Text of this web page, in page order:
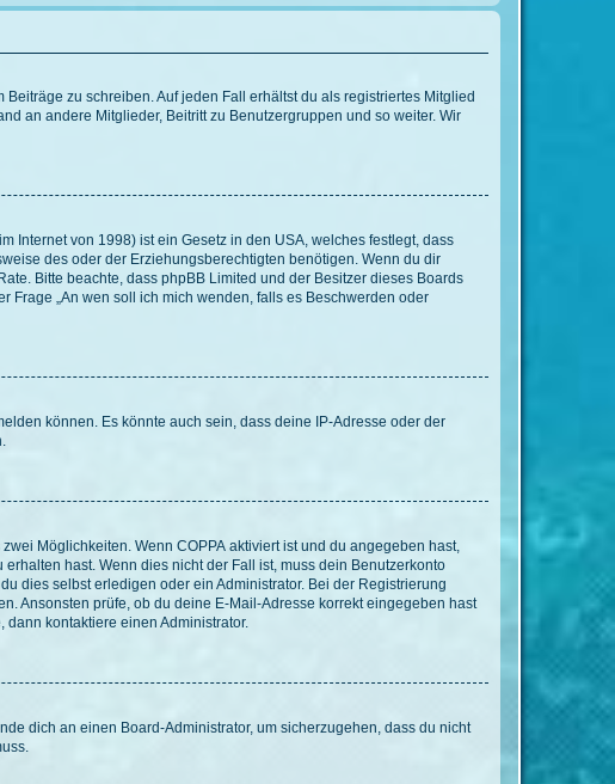
zu schreiben. Auf jeden Fall erhältst du als registriertes Mitglied
an andere Mitglieder, Beitritt zu Benutzergruppen und so weiter. Wir
Internet von 1998) ist ein Gesetz in den USA, welches festlegt, dass
des oder der Erziehungsberechtigten benötigen. Wenn du dir
Bitte beachte, dass phpBB Limited und der Besitzer dieses Boards
Frage „An wen soll ich mich wenden, falls es Beschwerden oder
können. Es könnte auch sein, dass deine IP-Adresse oder der
Möglichkeiten. Wenn COPPA aktiviert ist und du angegeben hast,
hast. Wenn dies nicht der Fall ist, muss dein Benutzerkonto
dies selbst erledigen oder ein Administrator. Bei der Registrierung
Ansonsten prüfe, ob du deine E-Mail-Adresse korrekt eingegeben hast
kontaktiere einen Administrator.
dich an einen Board-Administrator, um sicherzugehen, dass du nicht